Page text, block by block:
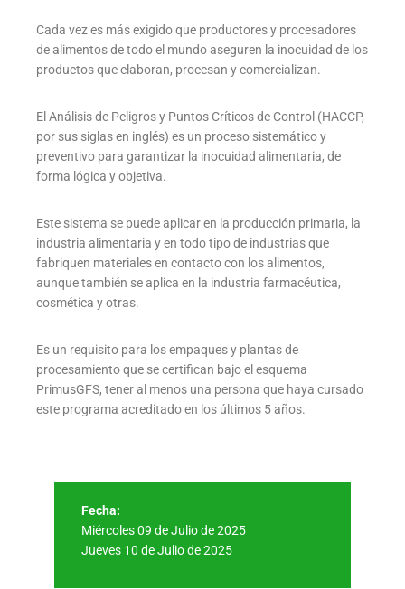
Cada vez es más exigido que productores y procesadores
de alimentos de todo el mundo aseguren la inocuidad de los
productos que elaboran, procesan y comercializan.
El Análisis de Peligros y Puntos Críticos de Control (HACCP,
por sus siglas en inglés) es un proceso sistemático y
preventivo para garantizar la inocuidad alimentaria, de
forma lógica y objetiva.
Este sistema se puede aplicar en la producción primaria, la
industria alimentaria y en todo tipo de industrias que
fabriquen materiales en contacto con los alimentos,
aunque también se aplica en la industria farmacéutica,
cosmética y otras.
Es un requisito para los empaques y plantas de
procesamiento que se certifican bajo el esquema
PrimusGFS, tener al menos una persona que haya cursado
este programa acreditado en los últimos 5 años.
Fecha:
Miércoles 09 de Julio de 2025
Jueves 10 de Julio de 2025